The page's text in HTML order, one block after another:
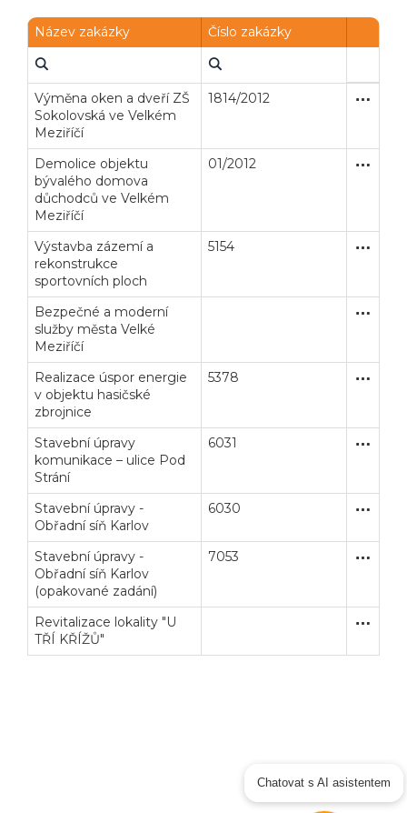
Název zakázky Číslo zakázky
Výměna oken a dveří ZŠ
Sokolovská ve Velkém
Meziříčí
1814/2012
Demolice objektu
bývalého domova
důchodců ve Velkém
Meziříčí
01/2012
Výstavba zázemí a
rekonstrukce
sportovních ploch
5154
Bezpečné a moderní
služby města Velké
Meziříčí
Realizace úspor energie
v objektu hasičské
zbrojnice
5378
Stavební úpravy
komunikace – ulice Pod
Strání
6031
Stavební úpravy -
Obřadní síň Karlov
6030
Stavební úpravy -
Obřadní síň Karlov
(opakované zadání)
7053
Revitalizace lokality "U
TŘÍ KŘÍŽŮ"
Chatovat s AI asistentem